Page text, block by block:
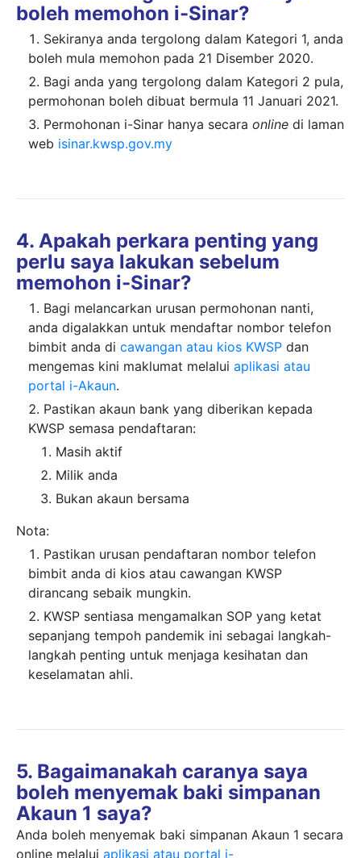
boleh memohon i-Sinar?
Sekiranya anda tergolong dalam Kategori 1, anda
boleh mula memohon pada 21 Disember 2020.
Bagi anda yang tergolong dalam Kategori 2 pula,
permohonan boleh dibuat bermula 11 Januari 2021.
Permohonan i-Sinar hanya secara online di laman
web isinar.kwsp.gov.my
4. Apakah perkara penting yang
perlu saya lakukan sebelum
memohon i-Sinar?
Bagi melancarkan urusan permohonan nanti,
anda digalakkan untuk mendaftar nombor telefon
bimbit anda di cawangan atau kios KWSP dan
mengemas kini maklumat melalui aplikasi atau
portal i-Akaun.
Pastikan akaun bank yang diberikan kepada
KWSP semasa pendaftaran:
Masih aktif
Milik anda
Bukan akaun bersama
Nota:
Pastikan urusan pendaftaran nombor telefon
bimbit anda di kios atau cawangan KWSP
dirancang sebaik mungkin.
KWSP sentiasa mengamalkan SOP yang ketat
sepanjang tempoh pandemik ini sebagai langkah-
langkah penting untuk menjaga kesihatan dan
keselamatan ahli.
5. Bagaimanakah caranya saya
boleh menyemak baki simpanan
Akaun 1 saya?
Anda boleh menyemak baki simpanan Akaun 1 secara
online melalui aplikasi atau portal i-